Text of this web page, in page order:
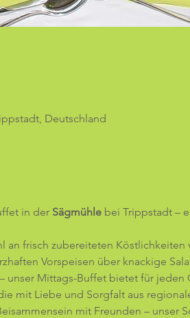
Deutschland
in der Sägmühle bei Trippstadt –
an frisch zubereiteten
Vorspeisen über knackige
Mittags-Buffet bietet für jeden
mit Liebe und Sorgfalt aus
mit Freunden – unser